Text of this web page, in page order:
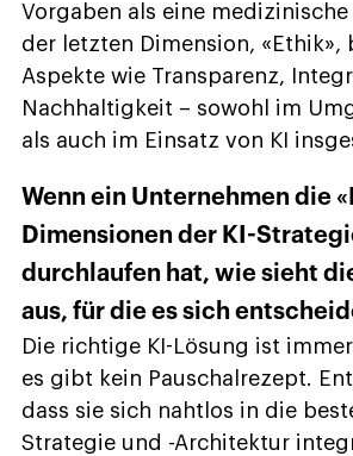
Vorgaben als eine
der letzten Dimension, «Ethik»,
Aspekte wie Transparenz,
Nachhaltigkeit – sowohl im
als auch im Einsatz von KI
Wenn ein Unternehmen die
Dimensionen der KI-
durchlaufen hat, wie sieht
aus, für die es sich
Die richtige KI-Lösung ist
es gibt kein Pauschalrezept.
dass sie sich nahtlos in die
Strategie und -Architektur